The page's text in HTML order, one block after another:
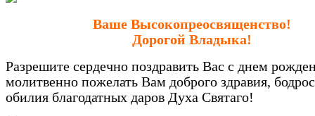
Ваше Высокопреосвященство!
Дорогой Владыка!
Разрешите сердечно поздравить Вас с днем
молитвенно пожелать Вам доброго здравия,
обилия благодатных даров Духа Святаго!